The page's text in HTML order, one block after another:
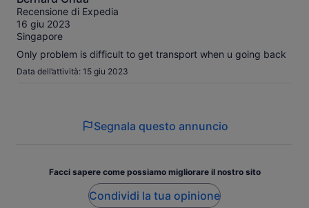
attività.
Maggiori
informazioni
sulle
nostre
recensioni
su
10
Recensione di Expedia
16 giu 2023
Singapore
Only problem is difficult to get transport when u going back
Data dell’attività: 15 giu 2023
Segnala questo annuncio
Facci sapere come possiamo migliorare il nostro sito
Condividi la tua opinione